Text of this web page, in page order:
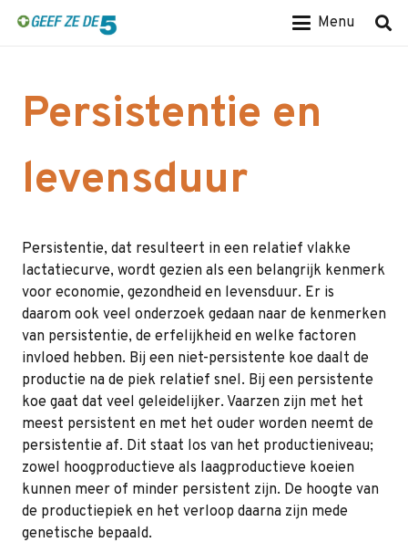
Menu
Persistentie en
levensduur
Persistentie, dat resulteert in een relatief vlakke
lactatiecurve, wordt gezien als een belangrijk kenmerk
voor economie, gezondheid en levensduur. Er is
daarom ook veel onderzoek gedaan naar de kenmerken
van persistentie, de erfelijkheid en welke factoren
invloed hebben. Bij een niet-persistente koe daalt de
productie na de piek relatief snel. Bij een persistente
koe gaat dat veel geleidelijker. Vaarzen zijn met het
meest persistent en met het ouder worden neemt de
persistentie af. Dit staat los van het productieniveau;
zowel hoogproductieve als laagproductieve koeien
kunnen meer of minder persistent zijn. De hoogte van
de productiepiek en het verloop daarna zijn mede
genetische bepaald.